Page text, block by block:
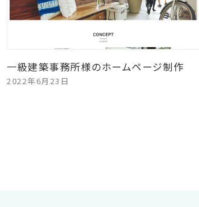
一級建築事務所様のホームページ制作
2022年6月23日